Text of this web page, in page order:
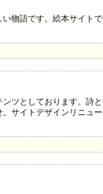
物語です。絵本サイトで
ツとしております。詩と
サイトデザインリニュー